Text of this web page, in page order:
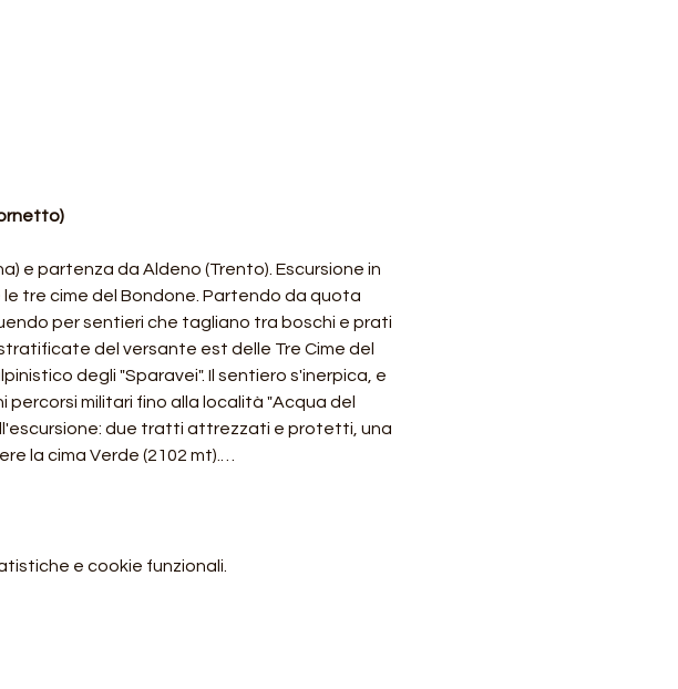
e partenza da Aldeno (Trento). Escursione in
tre cime del Bondone. Partendo da quota
per sentieri che tagliano tra boschi e prati
del versante est delle Tre Cime del
degli "Sparavei". Il sentiero s'inerpica, e
militari fino alla località "Acqua del
due tratti attrezzati e protetti, una
la cima Verde (2102 mt).…
e cookie funzionali.